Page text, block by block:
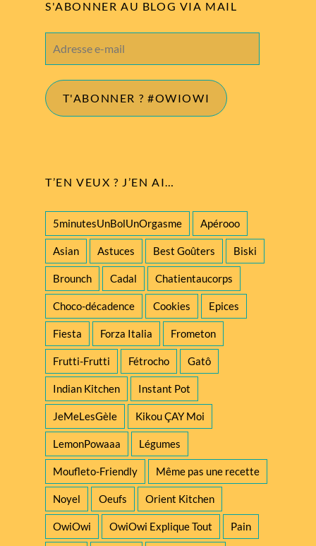
S'ABONNER AU BLOG VIA MAIL
T'ABONNER ? #OWIOWI
T’EN VEUX ? J’EN AI…
5minutesUnBolUnOrgasme Apérooo
Asian Astuces Best Goûters Biski
Brounch Cadal Chatientaucorps
Choco-décadence Cookies Epices
Fiesta Forza Italia Frometon
Frutti-Frutti Fétrocho Gatô
Indian Kitchen Instant Pot
JeMeLesGèle Kikou ÇAY Moi
LemonPowaaa Légumes
Moufleto-Friendly Même pas une recette
Noyel Oeufs Orient Kitchen
OwiOwi OwiOwi Explique Tout Pain